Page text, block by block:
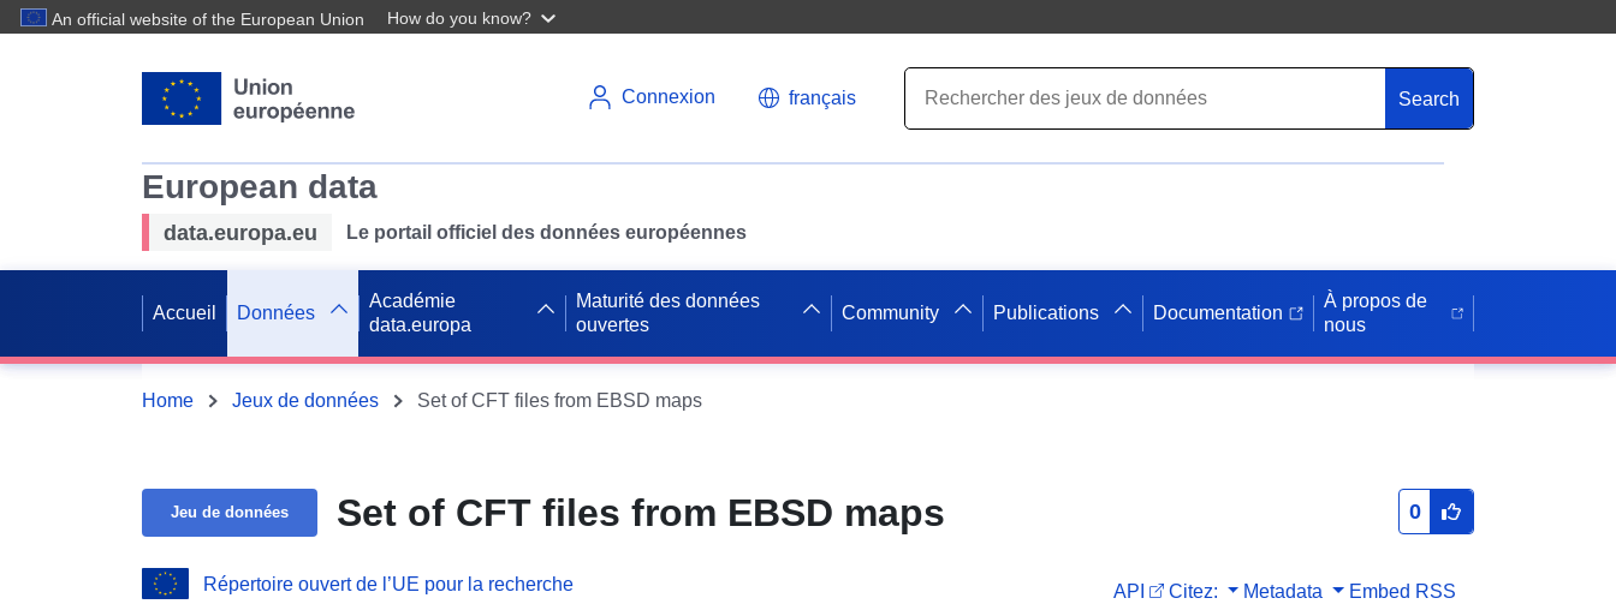
An official website of the European Union How do you know?
Connexion français Search
European data
data.europa.eu Le portail officiel des données européennes
Accueil Données
Académie
data.europa
Maturité des données
ouvertes
Community Publications Documentation
À propos de
nous
Home Jeux de données Set of CFT files from EBSD maps
Jeu de données Set of CFT files from EBSD maps 0
Répertoire ouvert de l’UE pour la recherche API Citez: Metadata Embed RSS